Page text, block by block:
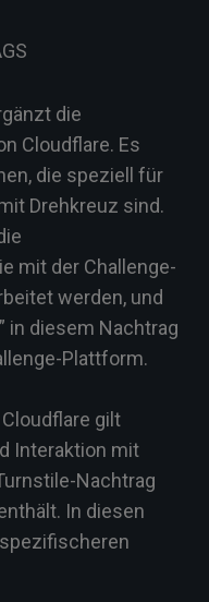
die
Cloudflare. Es
die speziell für
Drehkreuz sind.
mit der Challenge-
werden, und
in diesem Nachtrag
Plattform.
gilt
Interaktion mit
Nachtrag
In diesen